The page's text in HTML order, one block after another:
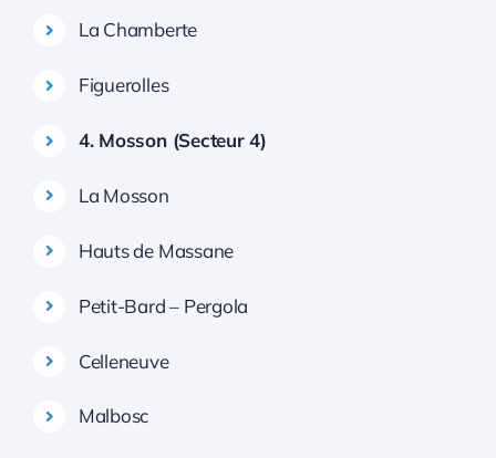
La Chamberte
Figuerolles
4. Mosson (Secteur 4)
La Mosson
Hauts de Massane
Petit-Bard – Pergola
Celleneuve
Malbosc